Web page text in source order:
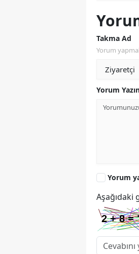
Takma Ad
Yorum
Yorum
Yorum
Aşağıdaki